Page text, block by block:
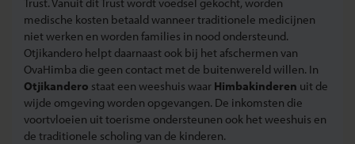
medische kosten betaald wanneer traditionele medicijnen
niet werken en worden families in nood ondersteund.
Otjikandero helpt daarnaast ook bij het afschermen van
OvaHimba die geen contact met de buitenwereld willen. In
Otjikandero staat een weeshuis waar Himbakinderen uit de
wijde omgeving worden opgevangen. De inkomsten die
voortvloeien uit toerisme ondersteunen ook het weeshuis en
de traditionele scholing van de kinderen.